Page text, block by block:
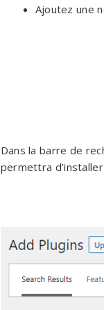
Ajoutez une
Dans la barre de
permettra